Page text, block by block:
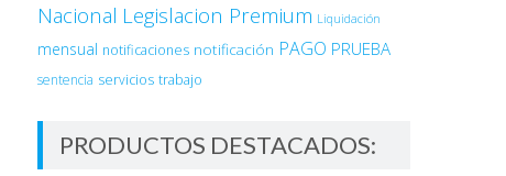
Nacional Legislacion Premium Liquidación
mensual notificaciones notificación PAGO PRUEBA
sentencia servicios trabajo
PRODUCTOS DESTACADOS: